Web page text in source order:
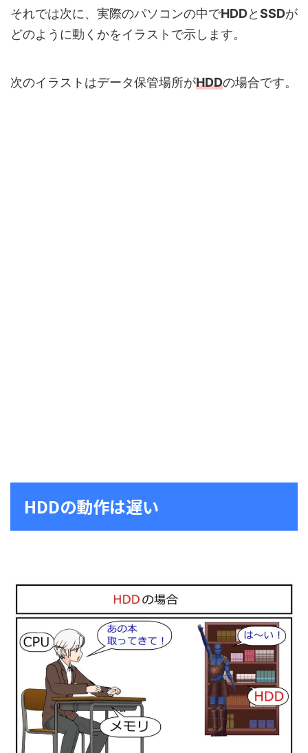
それでは次に、実際のパソコンの中でHDDとSSDが
どのように動くかをイラストで示します。
次のイラストはデータ保管場所がHDDの場合です。
HDDの動作は遅い